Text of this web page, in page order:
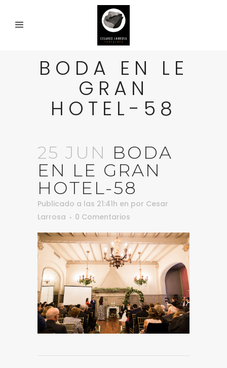
BODA EN LE
GRAN
HOTEL-58
25 JUN BODA
EN LE GRAN
HOTEL-58
Publicado a las 21:41h en por Cesar
Larrosa
0 Comentarios